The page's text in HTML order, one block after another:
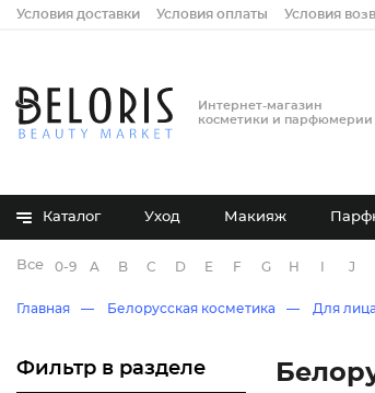
Условия доставки Условия оплаты Условия
Интернет-магазин
косметики и парфюмерии
Каталог Уход Макияж
Все бренды
0-9 A B C D E F G H J
Главная Белорусская косметика Для лица
Фильтр в разделе